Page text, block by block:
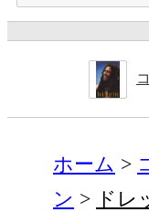
ホーム
ン
ドレ